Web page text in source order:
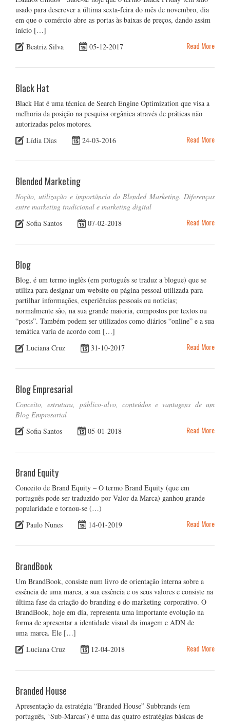
usado para descrever a última sexta-feira do mês de novembro, dia
em que o comércio abre as portas às baixas de preços, dando assim
início […]
Beatriz Silva
05-12-2017 Read More
Black Hat
Black Hat é uma técnica de Search Engine Optimization que visa a
melhoria da posição na pesquisa orgânica através de práticas não
autorizadas pelos motores.
Lídia Dias
24-03-2016 Read More
Blended Marketing
Noção, utilização e importância do Blended Marketing. Diferenças
entre marketing tradicional e marketing digital
Sofia Santos
07-02-2018 Read More
Blog
Blog, é um termo inglês (em português se traduz a blogue) que se
utiliza para designar um website ou página pessoal utilizada para
partilhar informações, experiências pessoais ou notícias;
normalmente são, na sua grande maioria, compostos por textos ou
“posts”. Também podem ser utilizados como diários “online” e a sua
temática varia de acordo com […]
Luciana Cruz
31-10-2017 Read More
Blog Empresarial
Conceito, estrutura, público-alvo, conteúdos e vantagens de um
Blog Empresarial
Sofia Santos
05-01-2018 Read More
Brand Equity
Conceito de Brand Equity – O termo Brand Equity (que em
português pode ser traduzido por Valor da Marca) ganhou grande
popularidade e tornou-se (…)
Paulo Nunes
14-01-2019 Read More
BrandBook
Um BrandBook, consiste num livro de orientação interna sobre a
essência de uma marca, a sua essência e os seus valores e consiste na
última fase da criação do branding e do marketing corporativo. O
BrandBook, hoje em dia, representa uma importante evolução na
forma de apresentar a identidade visual da imagem e ADN de
uma marca. Ele […]
Luciana Cruz
12-04-2018 Read More
Branded House
Apresentação da estratégia “Branded House” Subbrands (em
português, ‘Sub-Marcas’) é uma das quatro estratégias básicas de